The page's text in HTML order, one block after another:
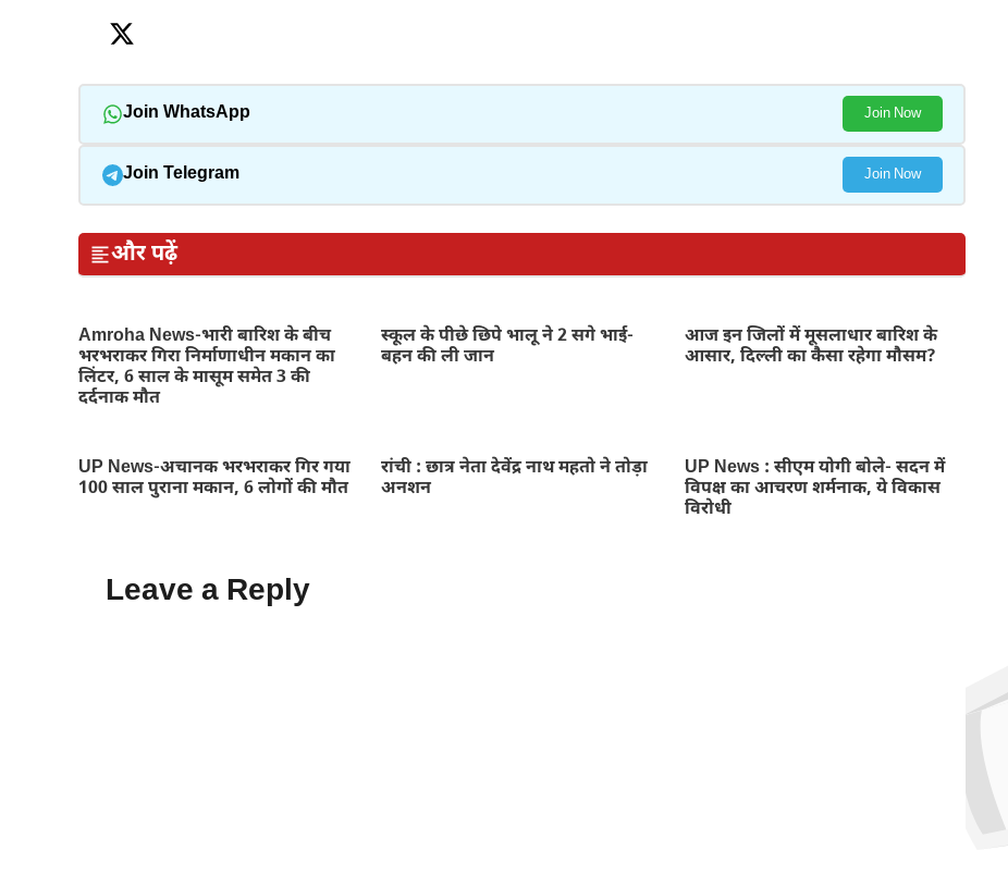
Join WhatsApp Join Now
Join Telegram Join Now
और पढ़ें
Amroha News-भारी बारिश के बीच
भरभराकर गिरा निर्माणाधीन मकान का
लिंटर, 6 साल के मासूम समेत 3 की
दर्दनाक मौत
स्कूल के पीछे छिपे भालू ने 2 सगे भाई-
बहन की ली जान
आज इन जिलों में मूसलाधार बारिश के
आसार, दिल्ली का कैसा रहेगा मौसम?
UP News-अचानक भरभराकर गिर गया
100 साल पुराना मकान, 6 लोगों की मौत
रांची : छात्र नेता देवेंद्र नाथ महतो ने तोड़ा
अनशन
UP News : सीएम योगी बोले- सदन में
विपक्ष का आचरण शर्मनाक, ये विकास
विरोधी
Leave a Reply